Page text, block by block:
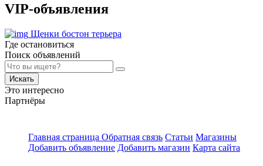
VIP-объявления
Щенки бостон терьера
Где остановиться
Поиск объявлений
Искать
Это интересно
Партнёры
Главная страница Обратная связь Статьи Магазины
Добавить объявление Добавить магазин Карта сайта